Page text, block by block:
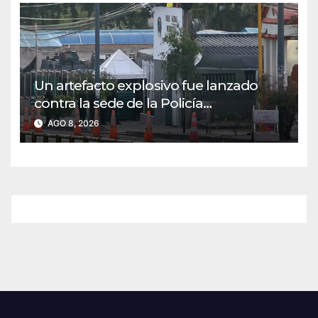
Un artefacto explosivo fue lanzado
contra la sede de la Policía
Metropolitana de Pasto: no se
registraron muertos ni heridos
AGO 8, 2026